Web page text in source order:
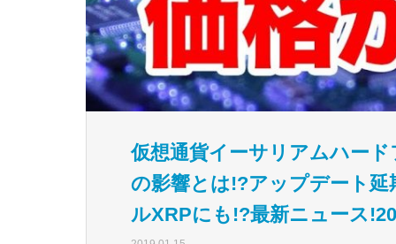
仮想通貨イーサリアムハー
の影響とは!?アップデート
ルXRPにも!?最新ニュース